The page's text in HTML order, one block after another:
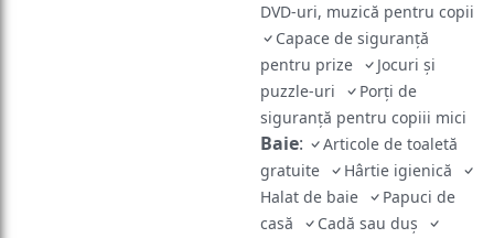
DVD-uri, muzică pentru copii
Capace de siguranță
pentru prize
Jocuri și
puzzle-uri
Porți de
siguranță pentru copiii mici
Baie:
Articole de toaletă
gratuite
Hârtie igienică
Halat de baie
Papuci de
casă
Cadă sau duş